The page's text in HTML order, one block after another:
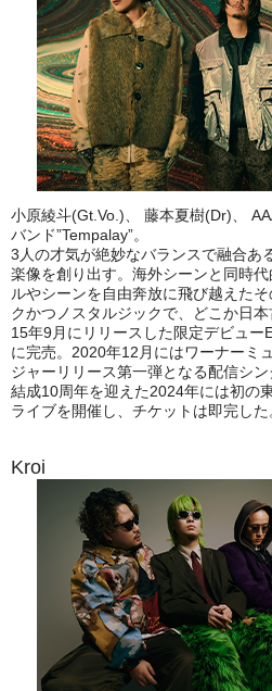
小原綾斗(Gt.Vo.)、 藤本夏樹(Dr)、
バンド”Tempalay”。
3人の才気が絶妙なバランスで融合あ
楽像を創り出す。海外シーンと同時
ルやシーンを自由奔放に飛び越えた
クかつノスタルジックで、どこか日
15年9月にリリースした限定デビュー
に完売。2020年12月にはワーナーミ
ジャーリリース第一弾となる配信シン
結成10周年を迎えた2024年には初の
ライブを開催し、チケットは即完した
Kroi